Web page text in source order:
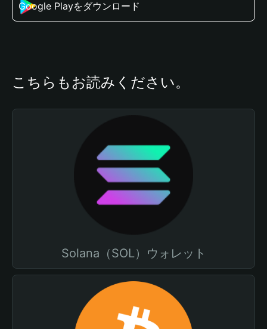
Google Playをダウンロード
こちらもお読みください。
Solana（SOL）ウォレット